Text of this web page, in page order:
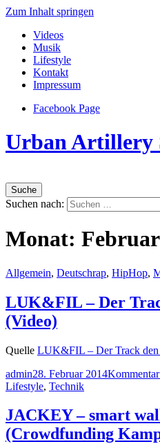
Zum Inhalt springen
Videos
Musik
Lifestyle
Kontakt
Impressum
Facebook Page
Urban Artillery
Suche
Suchen nach:
Monat:
Allgemein, Deutschrap, HipHop,
LUK&FIL – Der
(Video)
Quelle LUK&FIL – Der Track den
admin28. Februar 2014
Lifestyle, Technik
JACKEY – smart
(Crowdfunding